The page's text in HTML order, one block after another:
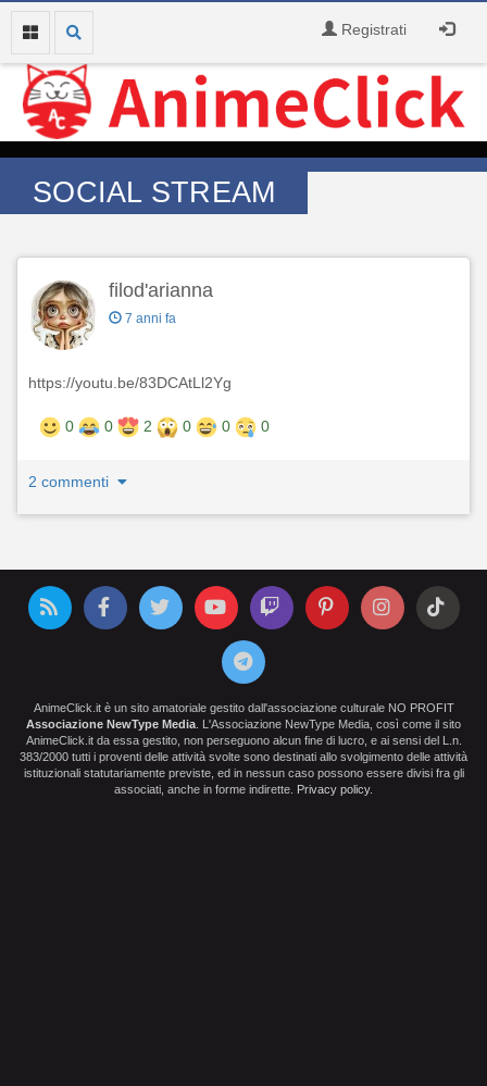
Registrati
SOCIAL STREAM
filod'arianna
7 anni fa
https://youtu.be/83DCAtLl2Yg
0 0 2 0 0 0
2 commenti
AnimeClick.it è un sito amatoriale gestito dall'associazione culturale NO PROFIT
Associazione NewType Media . L'Associazione NewType Media, così come il sito
AnimeClick.it da essa gestito, non perseguono alcun fine di lucro, e ai sensi del L.n.
383/2000 tutti i proventi delle attività svolte sono destinati allo svolgimento delle attività
istituzionali statutariamente previste, ed in nessun caso possono essere divisi fra gli
associati, anche in forme indirette. Privacy policy.